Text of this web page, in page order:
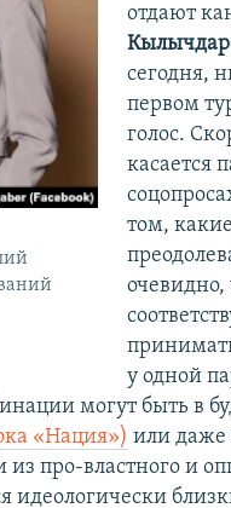
отдают
сегодня,
первом
голос.
касается
том,
очевидно,
у одной
могут быть в
«Нация») или
про-властного и
идеологически